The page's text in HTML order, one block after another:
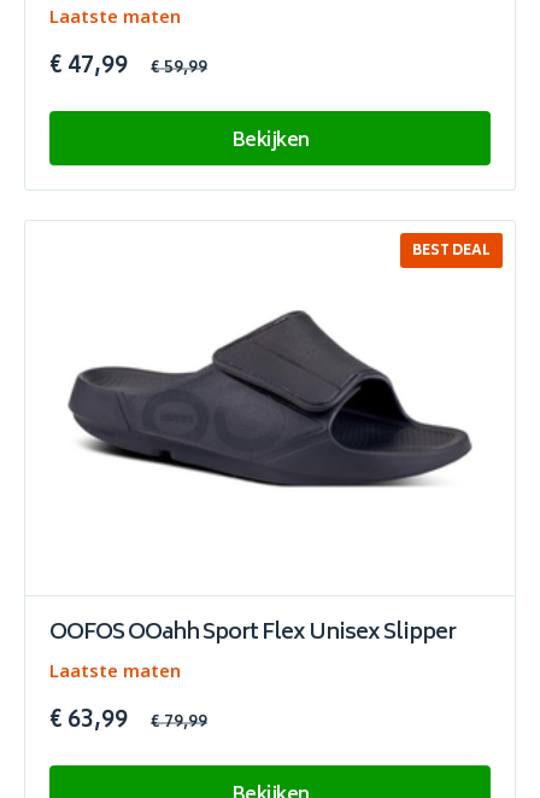
Laatste maten
€ 47,99 € 59,99
Bekijken
SALE
BEST DEAL
OOFOS OOahh Sport Flex Unisex Slipper
Laatste maten
€ 63,99 € 79,99